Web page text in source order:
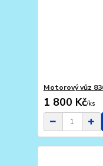
Motorový vůz
1 800 Kč/ks